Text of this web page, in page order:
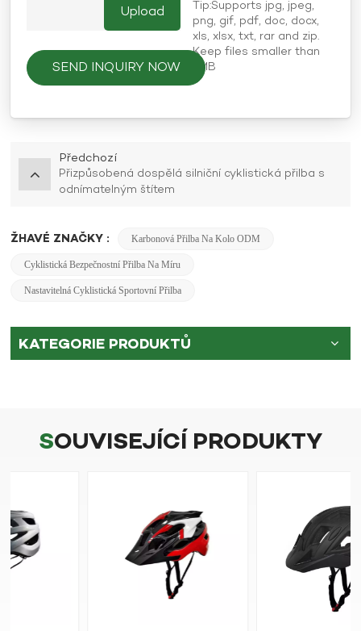
Tip:Supports jpg, jpeg,
png, gif, pdf, doc, docx,
xls, xlsx, txt, rar and zip.
Keep files smaller than
5MB
SEND INQUIRY NOW
Předchozí
Přizpůsobená dospělá silniční cyklistická přilba s
odnímatelným štítem
ŽHAVÉ ZNAČKY : Karbonová Přilba Na Kolo ODM
Cyklistická Bezpečnostní Přilba Na Míru
Nastavitelná Cyklistická Sportovní Přilba
KATEGORIE PRODUKTŮ
SOUVISEJÍCÍ PRODUKTY